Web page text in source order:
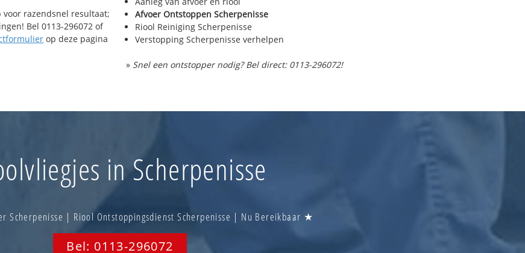
razendsnel resultaat;
Bel 0113-296072 of
op deze pagina
Afvoer Ontstoppen Scherpenisse
Riool Reiniging Scherpenisse
Verstopping Scherpenisse verhelpen
» Snel een ontstopper nodig? Bel direct: 0113-296072!
in Scherpenisse
Scherpenisse | Riool Ontstoppingsdienst Scherpenisse | Nu Bereikbaar ★
Bel: 0113-296072